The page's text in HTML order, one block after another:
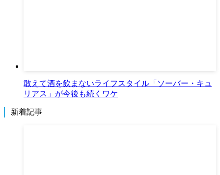
敢えて酒を飲まないライフスタイル「ソーバー・キュ
リアス」が今後も続くワケ
新着記事